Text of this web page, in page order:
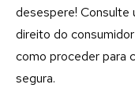
desespere! Consulte
direito do
como proceder para
segura.